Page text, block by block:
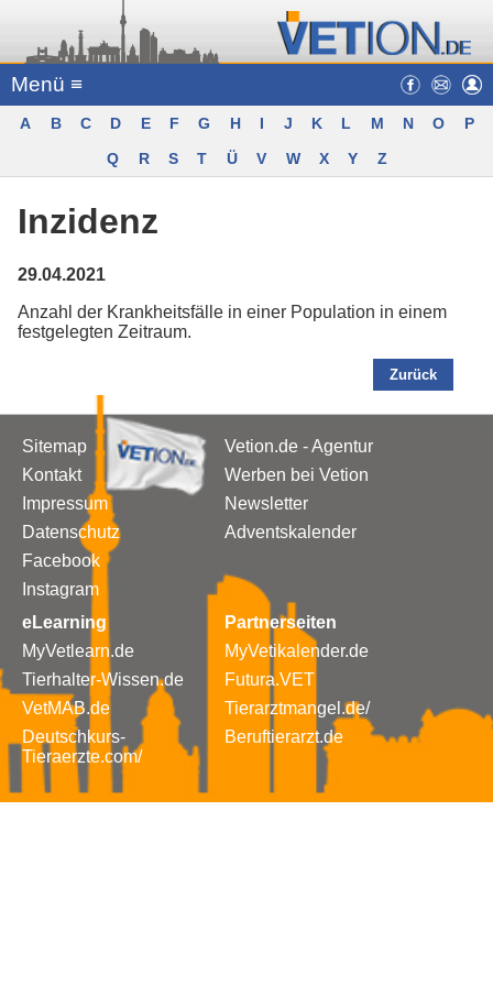
Menü ≡
A B C D E F G H I J K L M N O
P
Q
R S T Ü V W X Y Z
Inzidenz
29.04.2021
Anzahl der Krankheitsfälle in einer Population in einem
festgelegten Zeitraum.
Zurück
Sitemap
Kontakt
Impressum
Datenschutz
Facebook
Instagram
Vetion.de - Agentur
Werben bei Vetion
Newsletter
Adventskalender
eLearning
MyVetlearn.de
Tierhalter-Wissen.de
VetMAB.de
Deutschkurs-
Tieraerzte.com/
Partnerseiten
MyVetikalender.de
Futura.VET
Tierarztmangel.de/
Beruftierarzt.de